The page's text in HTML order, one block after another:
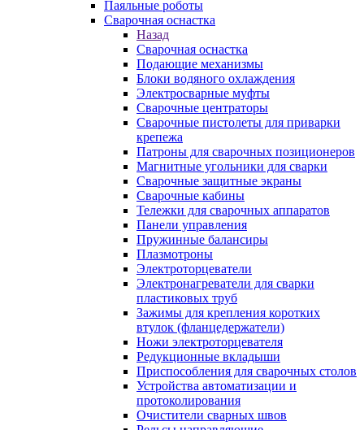
Паяльные роботы
Сварочная оснастка
Назад
Сварочная оснастка
Подающие механизмы
Блоки водяного охлаждения
Электросварные муфты
Сварочные центраторы
Сварочные пистолеты для приварки
крепежа
Патроны для сварочных позиционеров
Магнитные угольники для сварки
Сварочные защитные экраны
Сварочные кабины
Тележки для сварочных аппаратов
Панели управления
Пружинные балансиры
Плазмотроны
Электроторцеватели
Электронагреватели для сварки
пластиковых труб
Зажимы для крепления коротких
втулок (фланцедержатели)
Ножи электроторцевателя
Редукционные вкладыши
Приспособления для сварочных столов
Устройства автоматизации и
протоколирования
Очистители сварных швов